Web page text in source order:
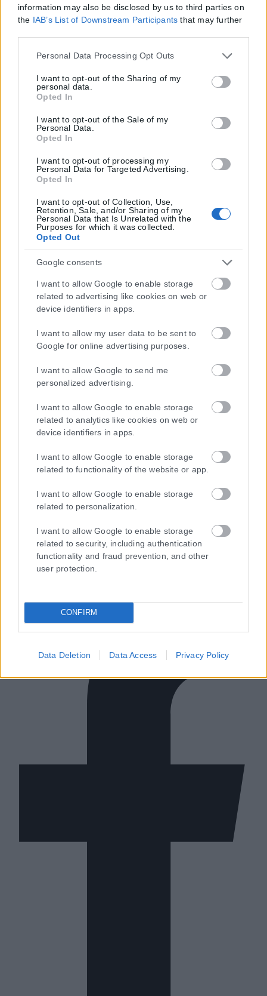
information may also be disclosed by us to third parties on
the IAB’s List of Downstream Participants that may further
Please note that this website/app uses one or more Google
but not limited to your visit or usage behaviour. You may
click to grant or deny consent to Google and its third-party
tags to use your data for below specified purposes in below
Google consent section.
Personal Data Processing Opt Outs
I want to opt-out of the Sharing of my
personal data.
Opted In
I want to opt-out of the Sale of my
Personal Data.
Opted In
I want to opt-out of processing my
Personal Data for Targeted Advertising.
Opted In
I want to opt-out of Collection, Use,
Retention, Sale, and/or Sharing of my
Personal Data that Is Unrelated with the
Purposes for which it was collected.
Opted Out
Google consents
I want to allow Google to enable storage
related to advertising like cookies on web or
device identifiers in apps.
I want to allow my user data to be sent to
Google for online advertising purposes.
I want to allow Google to send me
personalized advertising.
I want to allow Google to enable storage
related to analytics like cookies on web or
device identifiers in apps.
I want to allow Google to enable storage
related to functionality of the website or app.
I want to allow Google to enable storage
related to personalization.
I want to allow Google to enable storage
related to security, including authentication
functionality and fraud prevention, and other
user protection.
CONFIRM
Data Deletion Data Access Privacy Policy
επέκταση η ιστοσελίδα που κατέχει αυτή “www.karfitsa.gr”
1ης Μαρτίου 2018 σχετικά με τα μέτρα για την αποτελεσματική
αντιμετώπιση του παράνομου περιεχομένου στο διαδίκτυο (L 63).
ΤΑ ΠΡΩΤΟΣΕΛΙΔΑ ΣΗΜΕΡΑ
εφημερίδων
ΕΝΗΜΕΡΩΣΟΥ ΠΡΩΤΟΣ
Ταυτότητα
Επικοινωνία & Διαφήμιση
Όροι Χρήσης – Πολιτική Απορρήτου